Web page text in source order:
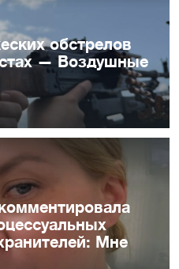
обстрелов
— Воздушные
Мне